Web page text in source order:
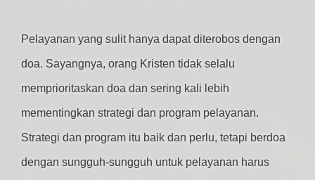
Pelayanan yang sulit hanya dapat diterobos dengan
doa. Sayangnya, orang Kristen tidak selalu
memprioritaskan doa dan sering kali lebih
mementingkan strategi dan program pelayanan.
Strategi dan program itu baik dan perlu, tetapi berdoa
dengan sungguh-sungguh untuk pelayanan harus